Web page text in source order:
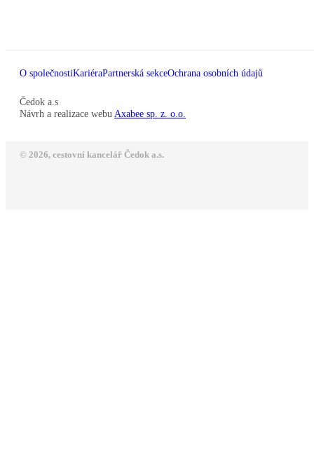
O společnostiKariéraPartnerská sekceOchrana osobních údajů
Čedok a.s
Návrh a realizace webu Axabee sp. z. o.o.
© 2026, cestovní kancelář Čedok a.s.